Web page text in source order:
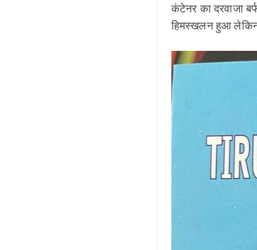
कंटेनर का दरवाजा
हिमस्खलन हुआ